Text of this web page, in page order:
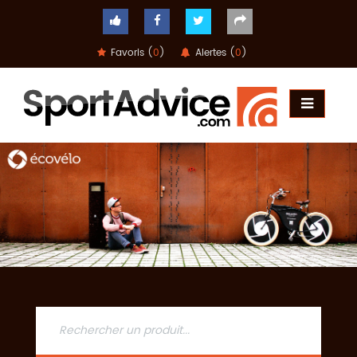
Favoris (0) Alertes (0)
COMPARATEUR
CONSEILS
QUESTIONS
-
RÉPONSES
CONTACT